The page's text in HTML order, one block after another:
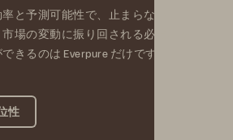
と予測可能性で、止まらないビジ
場の変動に振り回される必要はあ
きるのは Everpure だけです。
性